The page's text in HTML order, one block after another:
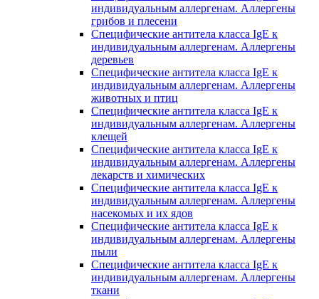
индивидуальным аллергенам. Аллергены
грибов и плесени
Специфические антитела класса IgE к
индивидуальным аллергенам. Аллергены
деревьев
Специфические антитела класса IgE к
индивидуальным аллергенам. Аллергены
животных и птиц
Специфические антитела класса IgE к
индивидуальным аллергенам. Аллергены
клещей
Специфические антитела класса IgE к
индивидуальным аллергенам. Аллергены
лекарств и химических
Специфические антитела класса IgE к
индивидуальным аллергенам. Аллергены
насекомых и их ядов
Специфические антитела класса IgE к
индивидуальным аллергенам. Аллергены
пыли
Специфические антитела класса IgE к
индивидуальным аллергенам. Аллергены
ткани